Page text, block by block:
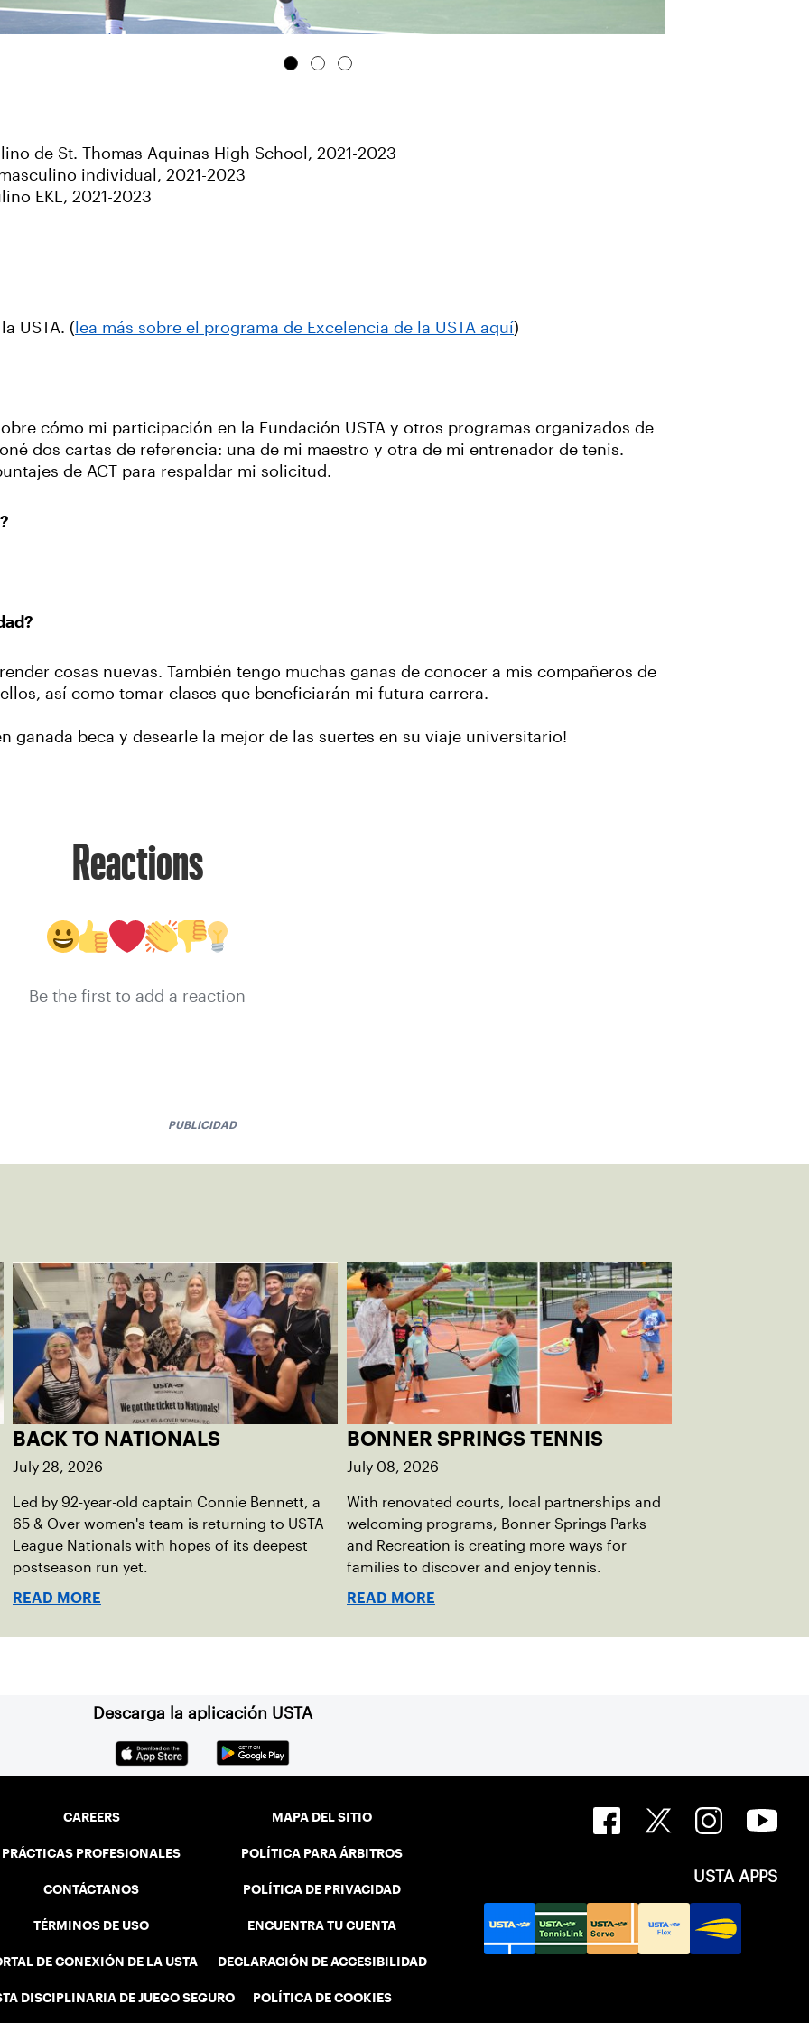
de St. Thomas Aquinas High School, 2021-2023
individual, 2021-2023
EKL, 2021-2023
USTA. ( lea más sobre el programa de Excelencia de la USTA aquí)
cómo mi participación en la Fundación USTA y otros programas organizados de
dos cartas de referencia: una de mi maestro y otra de mi entrenador de tenis.
de ACT para respaldar mi solicitud.
cosas nuevas. También tengo muchas ganas de conocer a mis compañeros de
así como tomar clases que beneficiarán mi futura carrera.
ganada beca y desearle la mejor de las suertes en su viaje universitario!
Reactions
Be the first to add a reaction
PUBLICIDAD
BACK TO NATIONALS
July 28, 2026
Led by 92-year-old captain Connie Bennett, a
65 & Over women's team is returning to USTA
League Nationals with hopes of its deepest
postseason run yet.
READ MORE
BONNER SPRINGS TENNIS
July 08, 2026
With renovated courts, local partnerships and
welcoming programs, Bonner Springs Parks
and Recreation is creating more ways for
families to discover and enjoy tennis.
READ MORE
Descarga la aplicación USTA
CAREERS
PRÁCTICAS PROFESIONALES
CONTÁCTANOS
TÉRMINOS DE USO
DE CONEXIÓN DE LA USTA
DISCIPLINARIA DE JUEGO SEGURO
MAPA DEL SITIO
POLÍTICA PARA ÁRBITROS
POLÍTICA DE PRIVACIDAD
ENCUENTRA TU CUENTA
DECLARACIÓN DE ACCESIBILIDAD
POLÍTICA DE COOKIES
USTA APPS